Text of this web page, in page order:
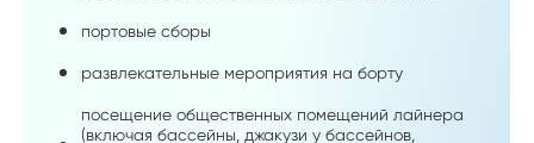
портовые сборы
развлекательные мероприятия на борту
посещение общественных помещений лайнера
(включая бассейны, джакузи у бассейнов,